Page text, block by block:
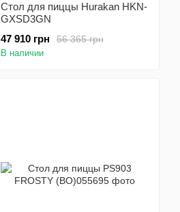
Стол для пиццы Hurakan HKN-
GXSD3GN
56 365 грн
47 910 грн
В наличии